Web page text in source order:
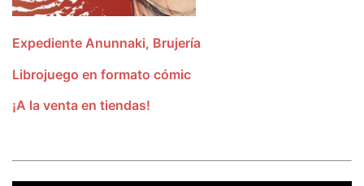
Expediente Anunnaki, Brujería
Librojuego en formato cómic
¡A la venta en tiendas!